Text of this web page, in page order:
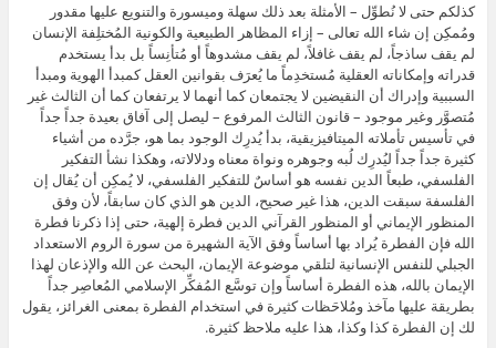
كذلكم حتى لا نُطوِّل – الأمثلة بعد ذلك سهلة وميسورة والتنويع عليها مقدور
ومُمكِن إن شاء الله تعالى – إزاء المظاهر الطبيعية والكونية المُختلِفة الإنسان
لم يقف ساذجاً، لم يقف غافلاً، لم يقف مشدوهاً أو مُتأنِساً بل بدأ يستخدم
قدراته وإمكاناته العقلية مُستخدِماً ما يُعرَف بقوانين العقل كمبدأ الهوية ومبدأ
السببية وإدراك أن النقيضين لا يجتمعان كما أنهما لا يرتفعان كما أن الثالث غير
مُتصوَّر وغير موجود – قانون الثالث المرفوع – ليصل إلى آفاق بعيدة جداً جداً
في تأسيس تأملاته الميتافيزيقية، بدأ يُدرِك الوجود بما هو، جرَّده من أشياء
كثيرة جداً جداً ليُدرِك لُبه وجوهره ونواة معناه ودلالاته، وهكذا نشأ التفكير
الفلسفي، طبعاً الدين نفسه هو أساسٌ للتفكير الفلسفي، لا يُمكِن أن يُقال إن
الفلسفة سبقت الدين، هذا غير صحيح، الدين هو الذي كان سابقاً، لأن وفق
المنظور الإيماني أو المنظور القرآني الدين فطرة إلهية، حتى إذا ذكرنا فطرة
الله فإن الفطرة يُراد بها أساساً وفق الآية الشهيرة من سورة الروم الاستعداد
الجبلي للنفس الإنسانية لتلقي موضوعة الإيمان، البحث عن الله والإذعان لهذا
الإيمان بالله، هذه الفطرة أساساً وإن توسَّع المُفكِّر الإسلامي المُعاصِر جداً
بطريقة عليها مآخذ ومُلاحَظات كثيرة في استخدام الفطرة بمعنى الغرائز، يقول
لك إن الفطرة كذا وكذا، هذا عليه ملاحظ كثيرة.